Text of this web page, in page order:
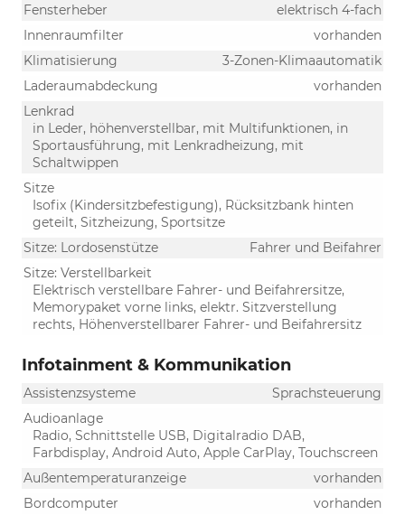
Fensterheber
elektrisch 4-fach
Innenraumfilter
vorhanden
Klimatisierung
3-Zonen-Klimaautomatik
Laderaumabdeckung
vorhanden
Lenkrad
in Leder, höhenverstellbar, mit Multifunktionen, in
Sportausführung, mit Lenkradheizung, mit
Schaltwippen
Sitze
Isofix (Kindersitzbefestigung), Rücksitzbank hinten
geteilt, Sitzheizung, Sportsitze
Sitze: Lordosenstütze
Fahrer und Beifahrer
Sitze: Verstellbarkeit
Elektrisch verstellbare Fahrer- und Beifahrersitze,
Memorypaket vorne links, elektr. Sitzverstellung
rechts, Höhenverstellbarer Fahrer- und Beifahrersitz
Infotainment & Kommunikation
Assistenzsysteme
Sprachsteuerung
Audioanlage
Radio, Schnittstelle USB, Digitalradio DAB,
Farbdisplay, Android Auto, Apple CarPlay, Touchscreen
Außentemperaturanzeige
vorhanden
Bordcomputer
vorhanden